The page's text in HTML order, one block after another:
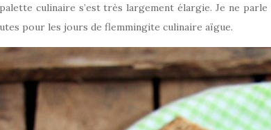
culinaire s’est très largement élargie. Je ne
pour les jours de flemmingite culinaire aïgue.